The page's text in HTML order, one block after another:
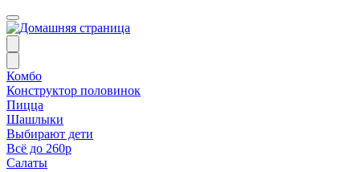
Комбо
Конструктор половинок
Пицца
Шашлыки
Выбирают дети
Всё до 260р
Салаты